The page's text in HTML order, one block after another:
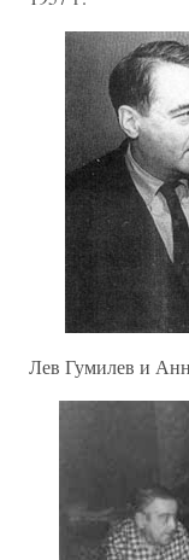
Лев Гумилев и